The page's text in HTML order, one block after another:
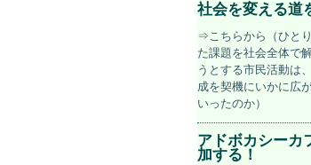
社会を変える道
⇒こちらから（ひと
た課題を社会全体で
うとする市民活動は
成を契機にいかに広
いったのか）
アドボカシーカ
加する！